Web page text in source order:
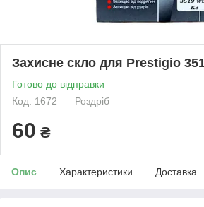
Захисне скло для Prestigio
Готово до відправки
Код: 1672
Роздріб
60 ₴
Опис Характеристики Доставка